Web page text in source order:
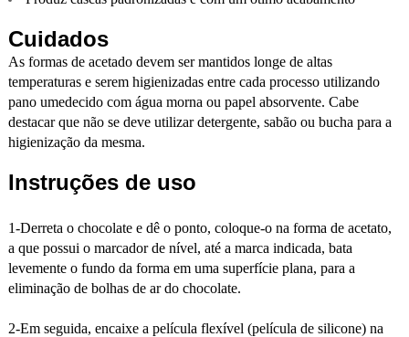
Cuidados
As formas de acetado devem ser mantidos longe de altas
temperaturas e serem higienizadas entre cada processo utilizando
pano umedecido com água morna ou papel absorvente. Cabe
destacar que não se deve utilizar detergente, sabão ou bucha para a
higienização da mesma.
Instruções de uso
1-Derreta o chocolate e dê o ponto, coloque-o na forma de acetato,
a que possui o marcador de nível, até a marca indicada, bata
levemente o fundo da forma em uma superfície plana, para a
eliminação de bolhas de ar do chocolate.
2-Em seguida, encaixe a película flexível (película de silicone) na